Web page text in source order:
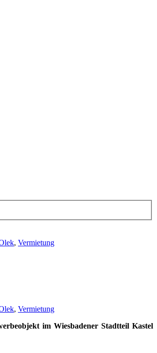
, Vermietung
, Vermietung
im Wiesbadener Stadtteil Kastel